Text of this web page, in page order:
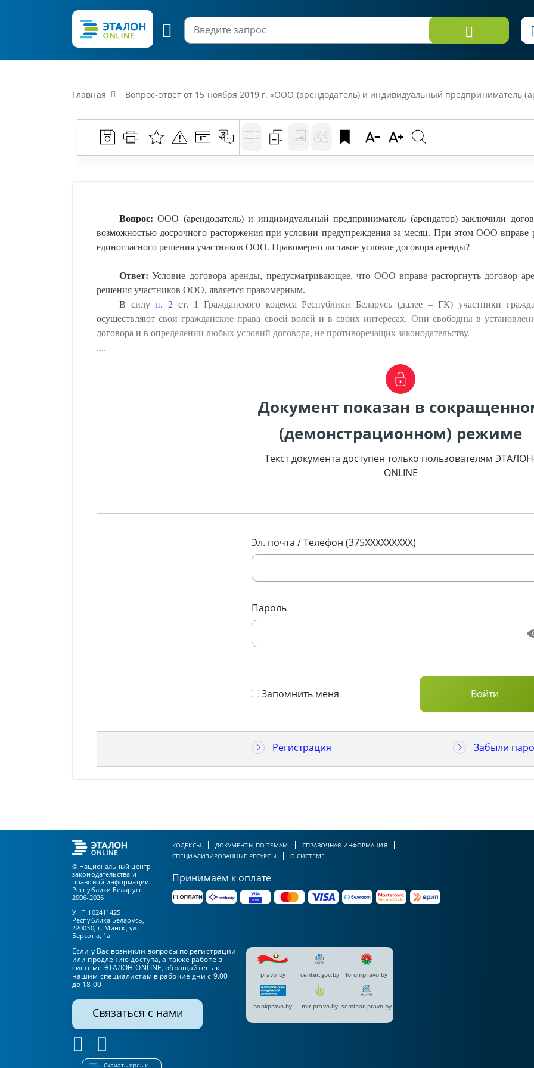
Главная Вопрос-ответ от 15 ноября 2019 г. «ООО (арендодатель) и индивидуальный предприниматель (арендатор) заключили договор аренды оборудования на один год с возможностью досрочного расторжения при условии предупреждения за месяц. При этом ООО вправе
Вопрос: ООО (арендодатель) и индивидуальный предприниматель (арендатор) заключили
возможностью досрочного расторжения при условии предупреждения за месяц. При этом ООО вправе
единогласного решения участников ООО. Правомерно ли такое условие договора аренды?
Ответ: Условие договора аренды, предусматривающее, что ООО вправе расторгнуть договор
решения участников ООО, является правомерным.
В силуп. 2 ст. 1 Гражданского кодекса Республики Беларусь (далее – ГК) участники
осуществляют свои гражданские права своей волей и в своих интересах. Они свободны в
договора и в определении любых условий договора, не противоречащих законодательству.
....
Документ показан в
(демонстрационном) режиме
Текст документа доступен только пользователям
ONLINE
Эл. почта / Телефон (375XXXXXXXXX)
Пароль
Запомнить меня
Регистрация Забыли
© Национальный центр
законодательства и
правовой информации
Республики Беларусь
2006-2026
УНП 102411425
Республика Беларусь,
220030, г. Минск, ул.
Берсона, 1а
КОДЕКСЫ ДОКУМЕНТЫ ПО ТЕМАМ
СПРАВОЧНАЯ ИНФОРМАЦИЯ
СПЕЦИАЛИЗИРОВАННЫЕ РЕСУРСЫ
О СИСТЕМЕ
Принимаем к оплате
Если у Вас возникли вопросы по регистрации
или продлению доступа, а также работе в
системе ЭТАЛОН-ONLINE, обращайтесь к
нашим специалистам в рабочие дни с 9.00
до 18.00
Связаться с нами
Скачать ярлык
pravo.by center.gov.by forumpravo.by
bookpravo.by mir.pravo.by seminar.pravo.by